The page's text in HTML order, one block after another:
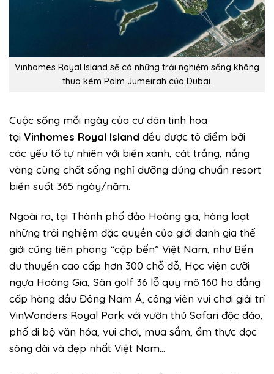
Vinhomes Royal Island sẽ có những trải nghiệm sống không
thua kém Palm Jumeirah của Dubai.
Cuộc sống mỗi ngày của cư dân tinh hoa
tại Vinhomes Royal Island đều được tô điểm bởi
các yếu tố tự nhiên với biển xanh, cát trắng, nắng
vàng cùng chất sống nghỉ dưỡng đúng chuẩn resort
biển suốt 365 ngày/năm.
Ngoài ra, tại Thành phố đảo Hoàng gia, hàng loạt
những trải nghiệm đặc quyền của giới danh gia thế
giới cũng tiên phong “cập bến” Việt Nam, như Bến
du thuyền cao cấp hơn 300 chỗ đỗ, Học viện cưỡi
ngựa Hoàng Gia, Sân golf 36 lỗ quy mô 160 ha đẳng
cấp hàng đầu Đông Nam Á, công viên vui chơi giải trí
VinWonders Royal Park với vườn thú Safari độc đáo,
phố đi bộ văn hóa, vui chơi, mua sắm, ẩm thực dọc
sông dài và đẹp nhất Việt Nam…